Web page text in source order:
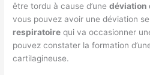
être tordu à cause d’unedéviation
vous pouvez avoir une déviation
respiratoire qui va occasionner
pouvez constater la formation
cartilagineuse.